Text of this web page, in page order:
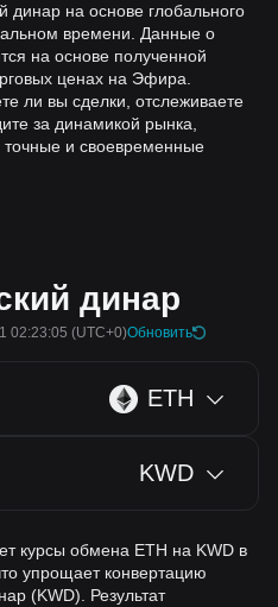
динар на основе глобального
времени. Данные о
на основе полученной
ценах на Эфира.
ли вы сделки, отслеживаете
за динамикой рынка,
точные и своевременные
динар
02:23:05 (UTC+0)Обновить
ETH
KWD
курсы обмена ETH на KWD в
упрощает конвертацию
(KWD). Результат